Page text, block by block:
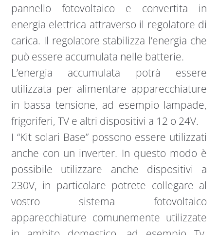
pannello fotovoltaico e convertita in
energia elettrica attraverso il regolatore di
carica. Il regolatore stabilizza l’energia che
può essere accumulata nelle batterie.
L’energia accumulata potrà essere
utilizzata per alimentare apparecchiature
in bassa tensione, ad esempio lampade,
frigoriferi, TV e altri dispositivi a 12 o 24V.
I “Kit solari Base” possono essere utilizzati
anche con un inverter. In questo modo è
possibile utilizzare anche dispositivi a
230V, in particolare potrete collegare al
vostro sistema fotovoltaico
apparecchiature comunemente utilizzate